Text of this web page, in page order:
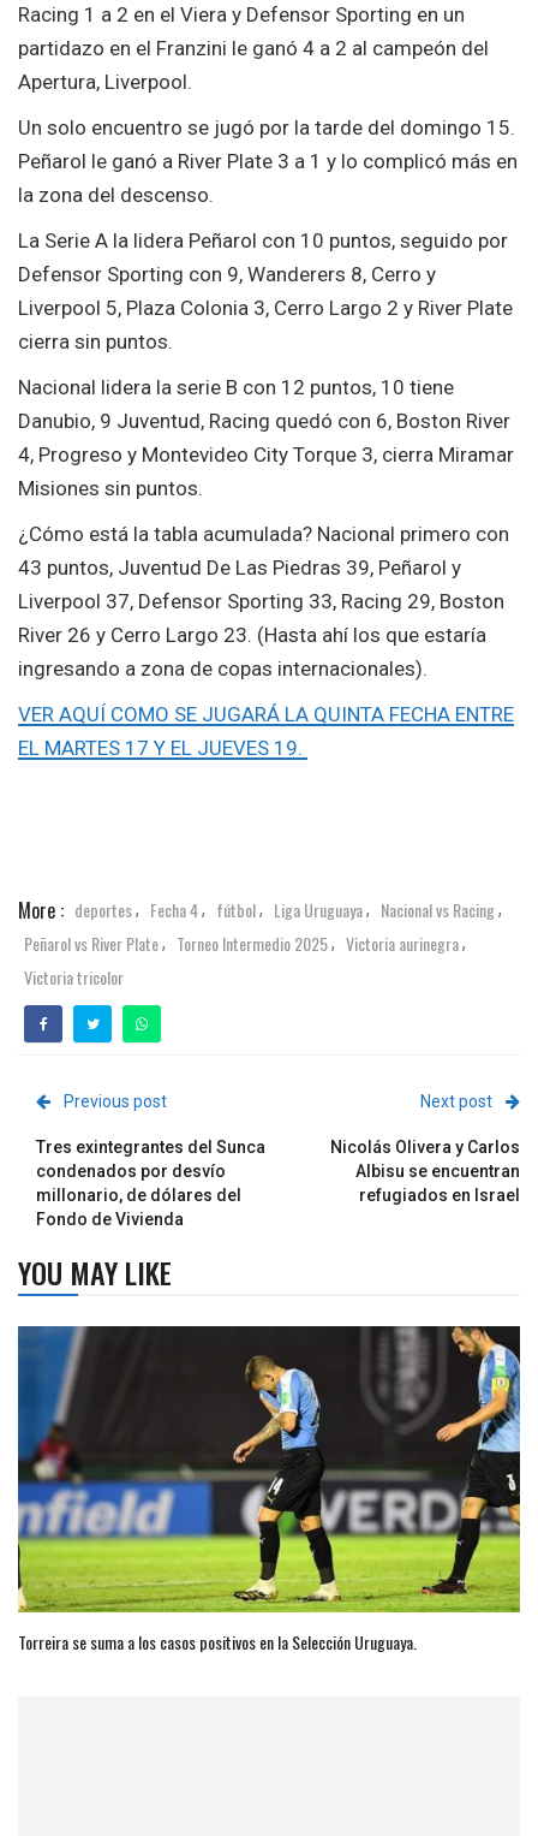
Racing 1 a 2 en el Viera y Defensor Sporting en un
partidazo en el Franzini le ganó 4 a 2 al campeón del
Apertura, Liverpool.
Un solo encuentro se jugó por la tarde del domingo 15.
Peñarol le ganó a River Plate 3 a 1 y lo complicó más en
la zona del descenso.
La Serie A la lidera Peñarol con 10 puntos, seguido por
Defensor Sporting con 9, Wanderers 8, Cerro y
Liverpool 5, Plaza Colonia 3, Cerro Largo 2 y River Plate
cierra sin puntos.
Nacional lidera la serie B con 12 puntos, 10 tiene
Danubio, 9 Juventud, Racing quedó con 6, Boston River
4, Progreso y Montevideo City Torque 3, cierra Miramar
Misiones sin puntos.
¿Cómo está la tabla acumulada? Nacional primero con
43 puntos, Juventud De Las Piedras 39, Peñarol y
Liverpool 37, Defensor Sporting 33, Racing 29, Boston
River 26 y Cerro Largo 23. (Hasta ahí los que estaría
ingresando a zona de copas internacionales).
VER AQUÍ COMO SE JUGARÁ LA QUINTA FECHA ENTRE
EL MARTES 17 Y EL JUEVES 19.
More : deportes, Fecha 4, fútbol, Liga Uruguaya, Nacional vs Racing,
Peñarol vs River Plate, Torneo Intermedio 2025, Victoria aurinegra,
Victoria tricolor
Previous post
Tres exintegrantes del Sunca
condenados por desvío
millonario, de dólares del
Fondo de Vivienda
Next post
Nicolás Olivera y Carlos
Albisu se encuentran
refugiados en Israel
YOU MAY LIKE
Torreira se suma a los casos positivos en la Selección Uruguaya.